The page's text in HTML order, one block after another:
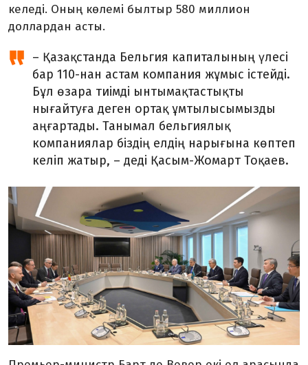
келеді. Оның көлемі былтыр 580 миллион
доллардан асты.
– Қазақстанда Бельгия капиталының үлесі
бар 110-нан астам компания жұмыс істейді.
Бұл өзара тиімді ынтымақтастықты
нығайтуға деген ортақ ұмтылысымызды
аңғартады. Танымал бельгиялық
компаниялар біздің елдің нарығына көптеп
келіп жатыр, – деді Қасым-Жомарт Тоқаев.